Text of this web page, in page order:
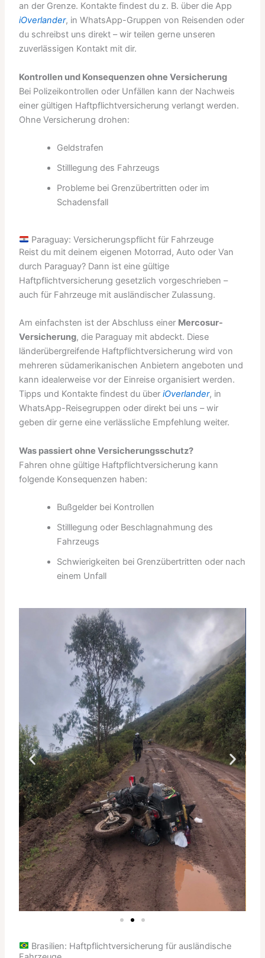
an der Grenze. Kontakte findest du z. B. über die App
iOverlander, in WhatsApp-Gruppen von Reisenden oder
du schreibst uns direkt – wir teilen gerne unseren
zuverlässigen Kontakt mit dir.
Kontrollen und Konsequenzen ohne Versicherung
Bei Polizeikontrollen oder Unfällen kann der Nachweis
einer gültigen Haftpflichtversicherung verlangt werden.
Ohne Versicherung drohen:
Geldstrafen
Stilllegung des Fahrzeugs
Probleme bei Grenzübertritten oder im
Schadensfall
Paraguay: Versicherungspflicht für Fahrzeuge
Reist du mit deinem eigenen Motorrad, Auto oder Van
durch Paraguay? Dann ist eine gültige
Haftpflichtversicherung gesetzlich vorgeschrieben –
auch für Fahrzeuge mit ausländischer Zulassung.
Am einfachsten ist der Abschluss einer Mercosur-
Versicherung, die Paraguay mit abdeckt. Diese
länderübergreifende Haftpflichtversicherung wird von
mehreren südamerikanischen Anbietern angeboten und
kann idealerweise vor der Einreise organisiert werden.
Tipps und Kontakte findest du überiOverlander, in
WhatsApp-Reisegruppen oder direkt bei uns – wir
geben dir gerne eine verlässliche Empfehlung weiter.
Was passiert ohne Versicherungsschutz?
Fahren ohne gültige Haftpflichtversicherung kann
folgende Konsequenzen haben:
Bußgelder bei Kontrollen
Stilllegung oder Beschlagnahmung des
Fahrzeugs
Schwierigkeiten bei Grenzübertritten oder nach
einem Unfall
Brasilien: Haftpflichtversicherung für ausländische